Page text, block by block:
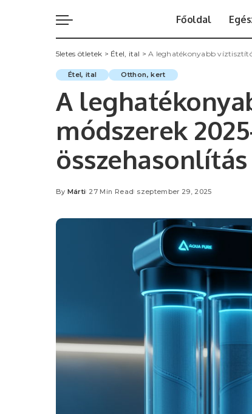
Főoldal
5letes ötletek > Étel, ital >A leghatékonyabb víztisztító
Étel, ital Otthon, kert
A
módszerek
összehasonlítás
Posted
By Márti 27 Min Read szeptember 29, 2025